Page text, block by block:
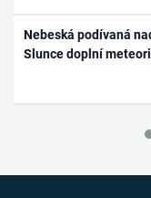
Nebeská podívaná
Slunce doplní